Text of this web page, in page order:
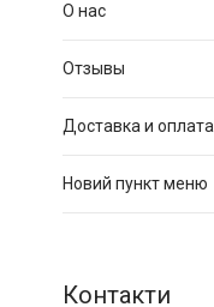
О нас
Отзывы
Доставка и оплата
Новий пункт меню